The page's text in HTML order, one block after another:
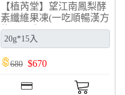
【植芮堂】望江南鳳梨酵
素纖維果凍(一吃順暢漢方
能量果凍)(300g/20g*15入)
680 $670